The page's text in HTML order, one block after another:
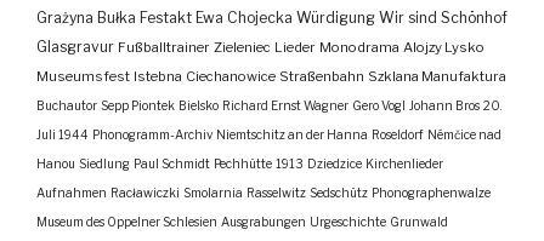
Grażyna Bułka Festakt Ewa Chojecka Würdigung Wir sind Schönhof
Glasgravur Fußballtrainer Zieleniec Lieder Monodrama Alojzy Lysko
Museumsfest Istebna Ciechanowice Straßenbahn Szklana Manufaktura
Buchautor Sepp Piontek Bielsko Richard Ernst Wagner Gero Vogl Johann Bros 20.
Juli 1944 Phonogramm-Archiv Niemtschitz an der Hanna Roseldorf Némčice nad
Hanou Siedlung Paul Schmidt Pechhütte 1913 Dziedzice Kirchenlieder
Aufnahmen Racławiczki Smolarnia Rasselwitz Sedschütz Phonographenwalze
Museum des Oppelner Schlesien Ausgrabungen Urgeschichte Grunwald